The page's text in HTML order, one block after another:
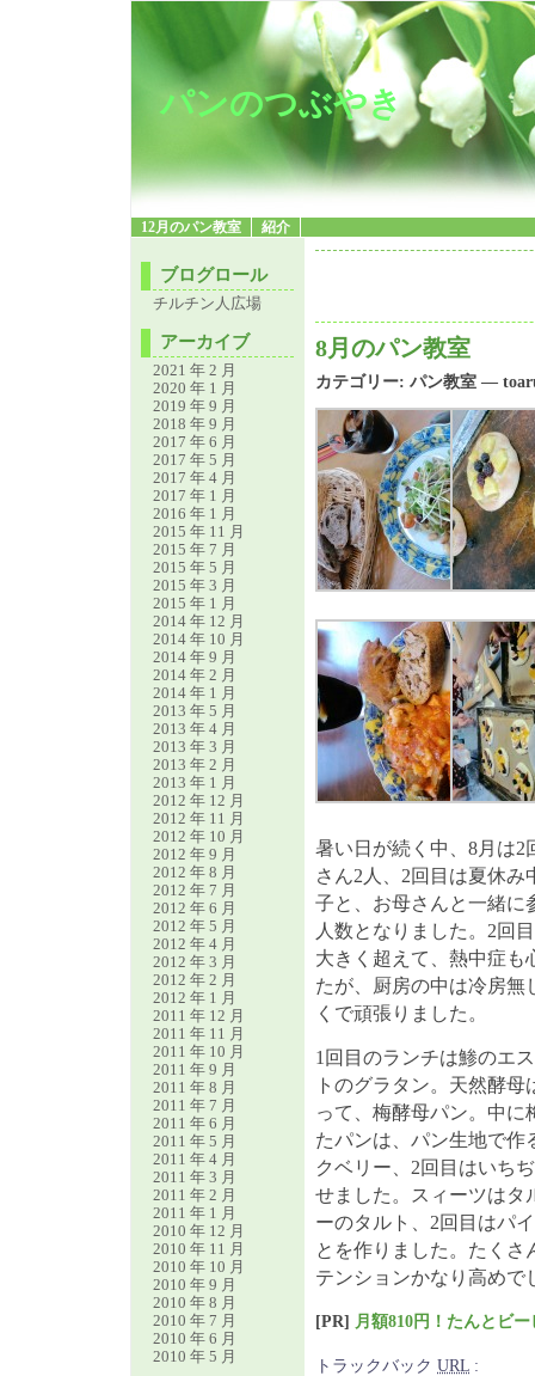
パンのつぶやき
12月のパン教室 紹介
ブログロール
チルチン人広場
アーカイブ
2021 年 2 月
2020 年 1 月
2019 年 9 月
2018 年 9 月
2017 年 6 月
2017 年 5 月
2017 年 4 月
2017 年 1 月
2016 年 1 月
2015 年 11 月
2015 年 7 月
2015 年 5 月
2015 年 3 月
2015 年 1 月
2014 年 12 月
2014 年 10 月
2014 年 9 月
2014 年 2 月
2014 年 1 月
2013 年 5 月
2013 年 4 月
2013 年 3 月
2013 年 2 月
2013 年 1 月
2012 年 12 月
2012 年 11 月
2012 年 10 月
2012 年 9 月
2012 年 8 月
2012 年 7 月
2012 年 6 月
2012 年 5 月
2012 年 4 月
2012 年 3 月
2012 年 2 月
2012 年 1 月
2011 年 12 月
2011 年 11 月
2011 年 10 月
2011 年 9 月
2011 年 8 月
2011 年 7 月
2011 年 6 月
2011 年 5 月
2011 年 4 月
2011 年 3 月
2011 年 2 月
2011 年 1 月
2010 年 12 月
2010 年 11 月
2010 年 10 月
2010 年 9 月
2010 年 8 月
2010 年 7 月
2010 年 6 月
2010 年 5 月
8月のパン教室
カテゴリー: パン教室 —
暑い日が続く中、8月は2
さん2人、2回目は夏休
子と、お母さんと一緒に
人数となりました。2回
大きく超えて、熱中症も
たが、厨房の中は冷房無
くで頑張りました。
1回目のランチは鯵のエ
トのグラタン。天然酵
って、梅酵母パン。中に
たパンは、パン生地で作
クベリー、2回目はいち
せました。スィーツはタ
ーのタルト、2回目はパ
とを作りました。たくさ
テンションかなり高めで
[PR] 月額810円！たんとビ
トラックバック URL :